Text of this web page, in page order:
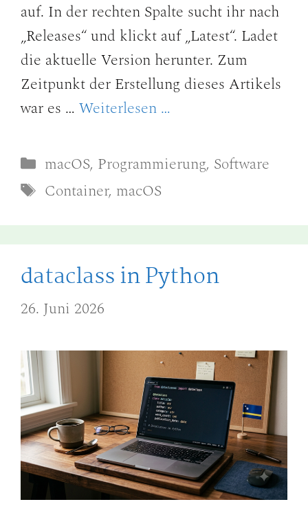
auf. In der rechten Spalte sucht ihr nach
„Releases“ und klickt auf „Latest“. Ladet
die aktuelle Version herunter. Zum
Zeitpunkt der Erstellung dieses Artikels
war es … Weiterlesen …
Kategorien
macOS, Programmierung, Software
Schlagwörter
Container, macOS
dataclass in Python
26. Juni 2026